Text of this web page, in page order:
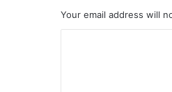
Your email address will